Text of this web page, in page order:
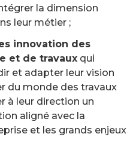
la dimension
leur métier ;
innovation des
et de travaux qui
et adapter leur vision
du monde des travaux
à leur direction un
aligné avec la
et les grands enjeux